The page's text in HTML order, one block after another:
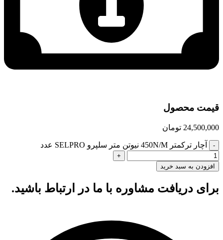
قیمت محصول
24,500,000 تومان
آچار ترکمتر 450N/M نیوتن متر سلپرو SELPRO عدد
افزودن به سبد خرید
برای دریافت مشاوره با ما در ارتباط باشید.